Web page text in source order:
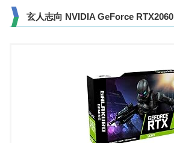
玄人志向 NVIDIA GeForce RTX2060